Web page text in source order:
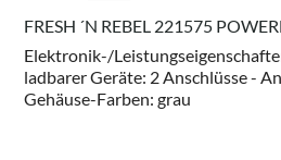
FRESH ´N REBEL 221575
Elektronik-/
ladbarer Geräte: 2 Anschlüsse -
Gehäuse-Farben: grau